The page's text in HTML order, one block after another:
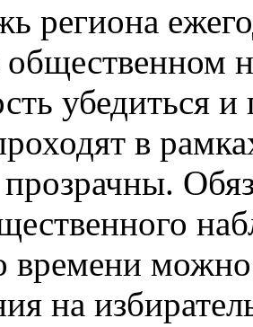
региона
общественном
убедиться и
в
времени
на